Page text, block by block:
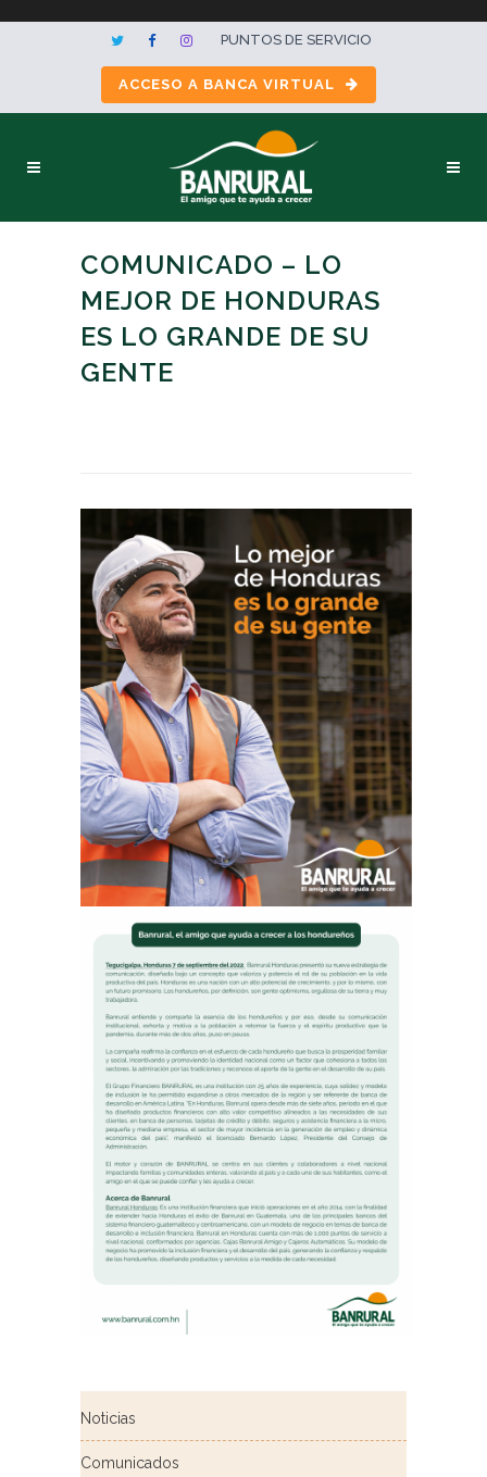
PUNTOS DE SERVICIO
ACCESO A BANCA VIRTUAL
COMUNICADO – LO
MEJOR DE HONDURAS
ES LO GRANDE DE SU
GENTE
Noticias
Comunicados